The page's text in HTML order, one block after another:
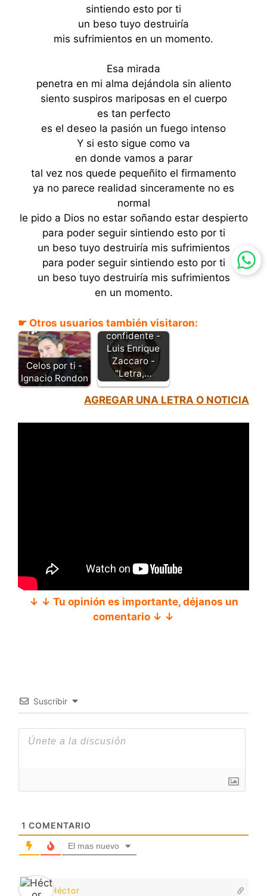
sintiendo esto por ti
un beso tuyo destruiría
mis sufrimientos en un momento.
Esa mirada
penetra en mi alma dejándola sin aliento
siento suspiros mariposas en el cuerpo
es tan perfecto
es el deseo la pasión un fuego intenso
Y si esto sigue como va
en donde vamos a parar
tal vez nos quede pequeñito el firmamento
ya no parece realidad sinceramente no es
normal
le pido a Dios no estar soñando estar despierto
para poder seguir sintiendo esto por ti
un beso tuyo destruiría mis sufrimientos
para poder seguir sintiendo esto por ti
un beso tuyo destruiría mis sufrimientos
en un momento.
☛ Otros usuarios también visitaron:
Celos por ti -
Ignacio Rondon
Amiga y
confidente -
Luis Enrique
Zaccaro -
"Letra,…
AGREGAR UNA LETRA O NOTICIA
↓ ↓ Tu opinión es importante, déjanos un
comentario ↓ ↓
Suscribir
1 COMENTARIO
El mas nuevo
Héctor